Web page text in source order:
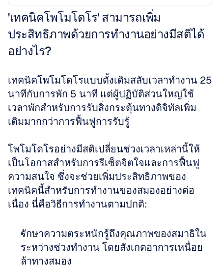
'เทคนิคโพโมโดโร' สามารถเพิ่ม
ประสิทธิภาพด้วยการทำงานอย่างมีสติได้
อย่างไร?
เทคนิคโพโมโดโรแบบดั้งเดิมสลับเวลาทำงาน 25
นาทีกับการพัก 5 นาที แต่ผู้ปฏิบัติส่วนใหญ่ใช้
เวลาพักสำหรับการรับสิ่งกระตุ้นทางดิจิทัลเพิ่ม
เติมมากกว่าการฟื้นฟูการรับรู้
โพโมโดโรอย่างมีสติเปลี่ยนช่วงเวลาเหล่านี้ให้
เป็นโอกาสสำหรับการรีเซ็ตจิตใจและการฟื้นฟู
ความสนใจ ซึ่งจะช่วยเพิ่มประสิทธิภาพของ
เทคนิคนี้สำหรับการทำงานของสมองอย่างต่อ
เนื่อง นี่คือวิธีการทำงานตามปกติ:
รักษาความตระหนักรู้ถึงคุณภาพของสมาธิใน
ระหว่างช่วงทำงาน โดยสังเกตอาการเหนื่อย
ล้าทางสมอง